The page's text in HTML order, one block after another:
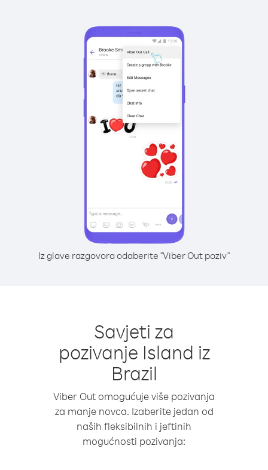
Iz glave razgovora odaberite "Viber Out poziv"
Savjeti za
pozivanje Island iz
Brazil
Viber Out omogućuje više pozivanja
za manje novca. Izaberite jedan od
naših fleksibilnih i jeftinih
mogućnosti pozivanja: